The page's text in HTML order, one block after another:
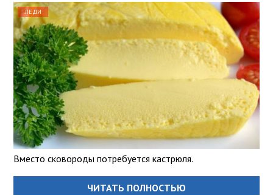
ЛЕДИ
Вместо сковороды потребуется кастрюля.
ЧИТАТЬ ПОЛНОСТЬЮ